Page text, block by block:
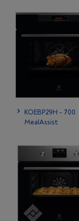
KOEBP29H - 700
MealAssist